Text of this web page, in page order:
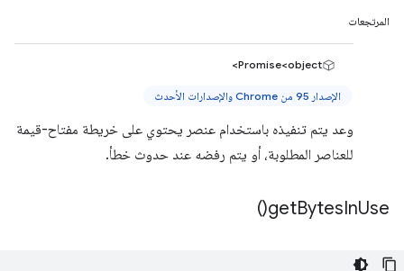
المرتجعات
Promise<object>
الإصدار 95 من Chrome والإصدارات الأحدث
وعد يتم تنفيذه باستخدام عنصر يحتوي على خريطة مفتاح-قيمة
للعناصر المطلوبة، أو يتم رفضه عند حدوث خطأ.
getBytesInUse(
)